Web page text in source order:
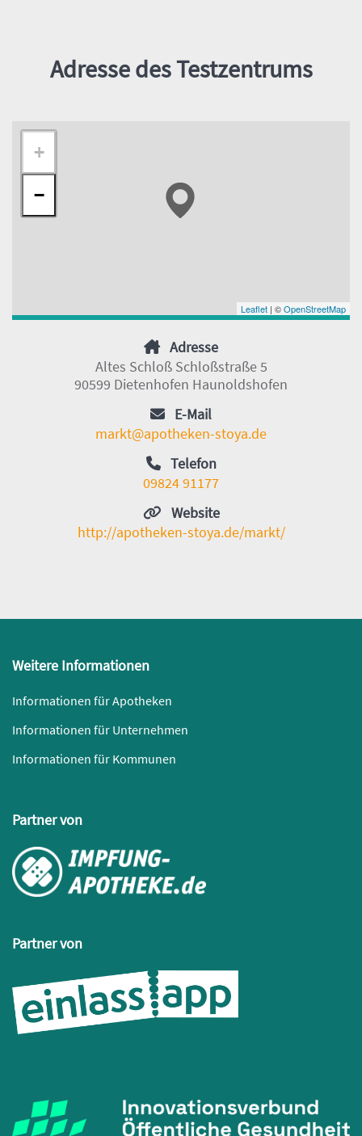
Adresse des Testzentrums
+
−
Leaflet | ©OpenStreetMap
Adresse
Altes Schloß Schloßstraße 5
90599 Dietenhofen Haunoldshofen
E-Mail
markt@apotheken-stoya.de
Telefon
09824 91177
Website
http://apotheken-stoya.de/markt/
Weitere Informationen
Informationen für Apotheken
Informationen für Unternehmen
Informationen für Kommunen
Partner von
Partner von